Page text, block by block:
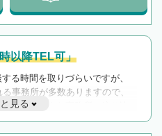
以降TEL可」
る時間を取りづらいですが、
事務所が多数ありますので、
はそのような事務所に絞り込
見る